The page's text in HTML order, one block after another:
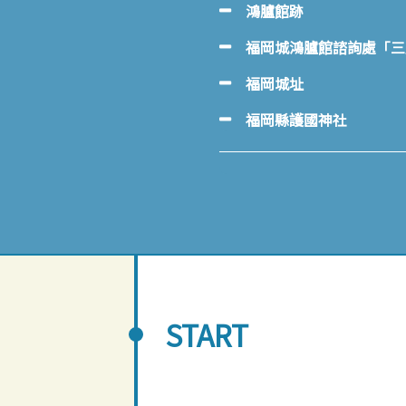
鴻臚館跡
福岡城鴻臚館諮詢處「
福岡城址
福岡縣護國神社
START